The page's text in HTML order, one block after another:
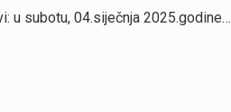
u subotu, 04.siječnja 2025.godine…